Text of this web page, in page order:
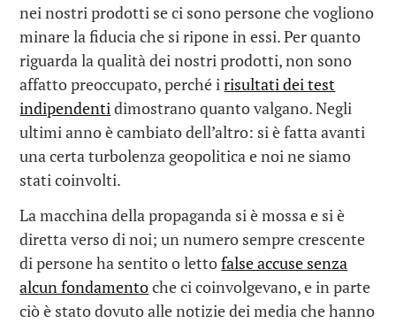
nei nostri prodotti se ci sono persone che vogliono
minare la fiducia che si ripone in essi. Per quanto
riguarda la qualità dei nostri prodotti, non sono
affatto preoccupato, perché irisultati dei test
indipendentidimostrano quanto valgano. Negli
ultimi anno è cambiato dell’altro: si è fatta avanti
una certa turbolenza geopolitica e noi ne siamo
stati coinvolti.
La macchina della propaganda si è mossa e si è
diretta verso di noi; un numero sempre crescente
di persone ha sentito o lettofalse accuse senza
alcun fondamentoche ci coinvolgevano, e in parte
ciò è stato dovuto alle notizie dei media che hanno